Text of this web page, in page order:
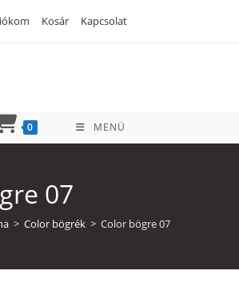
Kosár Kapcsolat
0 MENÜ
07
> Color bögrék > Color bögre 07